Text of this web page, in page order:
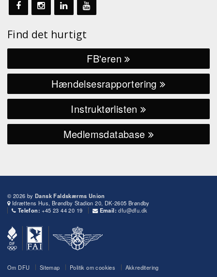
Find det hurtigt
FB'eren
Hændelsesrapportering
Instruktørlisten
Medlemsdatabase
© 2026 by Dansk Faldskærms Union
Idrættens Hus, Brøndby Stadion 20, DK-2605 Brøndby
Telefon: +45 23 44 20 19 Email: dfu@dfu.dk
Om DFU Sitemap Politik om cookies Akkreditering